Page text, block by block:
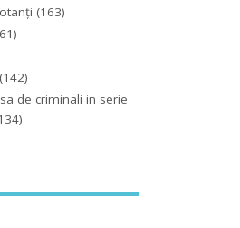
(163)
(142)
de criminali in serie